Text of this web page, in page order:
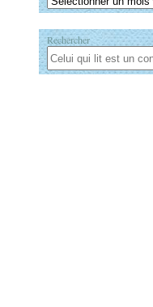
Rechercher